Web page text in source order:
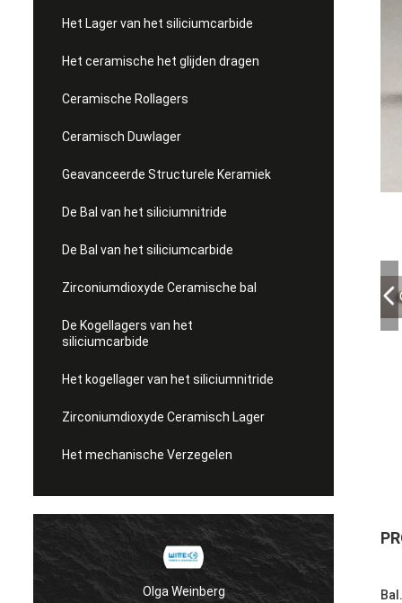
Het Lager van het siliciumcarbide
Het ceramische het glijden dragen
Ceramische Rollagers
Ceramisch Duwlager
Geavanceerde Structurele Keramiek
De Bal van het siliciumnitride
De Bal van het siliciumcarbide
Zirconiumdioxyde Ceramische bal
De Kogellagers van het
siliciumcarbide
Het kogellager van het siliciumnitride
Zirconiumdioxyde Ceramisch Lager
Het mechanische Verzegelen
Olga Weinberg
Bal.